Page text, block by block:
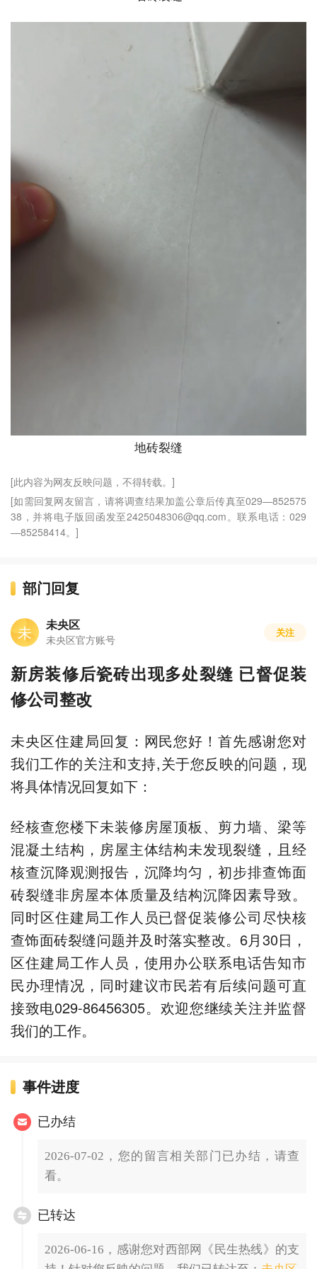
地砖裂缝
[此内容为网友反映问题，不得转载。]
[如需回复网友留言，请将调查结果加盖公章后传真至029—852575
38，并将电子版回函发至2425048306@qq.com。联系电话：029
—85258414。]
部门回复
未 未央区
未央区官方账号
关注
新房装修后瓷砖出现多处裂缝 已督促装
修公司整改
未央区住建局回复：网民您好！首先感谢您对
我们工作的关注和支持,关于您反映的问题，现
将具体情况回复如下：
经核查您楼下未装修房屋顶板、剪力墙、梁等
混凝土结构，房屋主体结构未发现裂缝，且经
核查沉降观测报告，沉降均匀，初步排查饰面
砖裂缝非房屋本体质量及结构沉降因素导致。
同时区住建局工作人员已督促装修公司尽快核
查饰面砖裂缝问题并及时落实整改。6月30日，
区住建局工作人员，使用办公联系电话告知市
民办理情况，同时建议市民若有后续问题可直
接致电029-86456305。欢迎您继续关注并监督
我们的工作。
事件进度
已办结
2026-07-02，您的留言相关部门已办结，请查
看。
已转达
2026-06-16，感谢您对西部网《民生热线》的支